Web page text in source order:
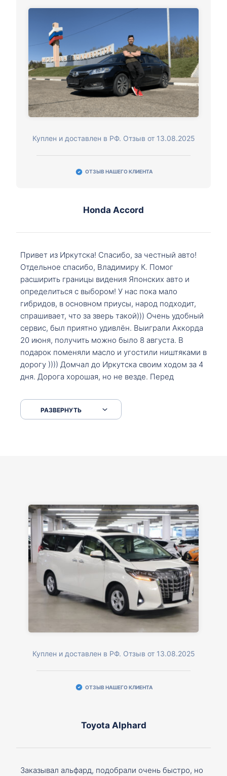
Куплен и доставлен в РФ. Отзыв от 13.08.2025
ОТЗЫВ НАШЕГО КЛИЕНТА
Honda Accord
Привет из Иркутска! Спасибо, за честный авто!
Отдельное спасибо, Владимиру К. Помог
расширить границы видения Японских авто и
определиться с выбором! У нас пока мало
гибридов, в основном приусы, народ подходит,
спрашивает, что за зверь такой))) Очень удобный
сервис, был приятно удивлён. Выиграли Аккорда
20 июня, получить можно было 8 августа. В
подарок поменяли масло и угостили ништяками в
дорогу )))) Домчал до Иркутска своим ходом за 4
дня. Дорога хорошая, но не везде. Перед
серпантинах по пути следования.
РАЗВЕРНУТЬ
Куплен и доставлен в РФ. Отзыв от 13.08.2025
ОТЗЫВ НАШЕГО КЛИЕНТА
Toyota Alphard
Заказывал альфард, подобрали очень быстро, но